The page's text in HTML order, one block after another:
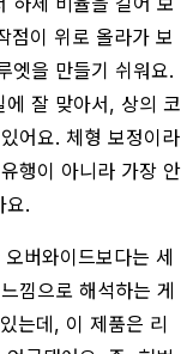
점이 위로 올라가 보
엣을 만들기 쉬워요.
잘 맞아서, 상의 코
어요. 체형 보정이라
행이 아니라 가장 안
요.
버와이드보다는 세
낌으로 해석하는 게
는데, 이 제품은 리